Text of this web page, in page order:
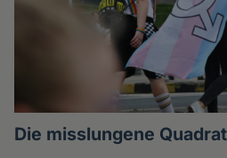
Die misslungene